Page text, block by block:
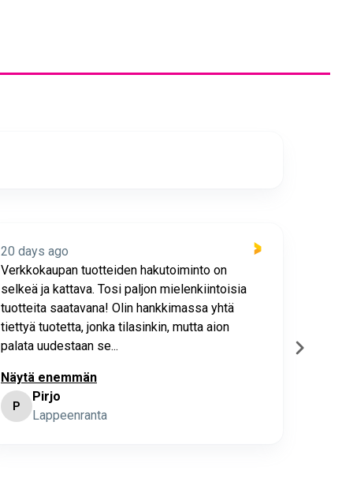
20 days ago
Verkkokaupan tuotteiden hakutoiminto on
selkeä ja kattava. Tosi paljon mielenkiintoisia
tuotteita saatavana! Olin hankkimassa yhtä
tiettyä tuotetta, jonka tilasinkin, mutta aion
palata uudestaan se...
Näytä enemmän
P
Pirjo
Lappeenranta